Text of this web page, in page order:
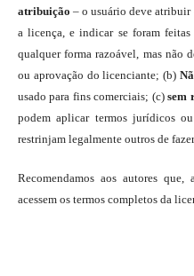
atribuição – o usuário deve
a licença, e indicar se foram feitas
qualquer forma razoável, mas não
ou aprovação do licenciante; (b)
usado para fins comerciais; (c)sem
podem aplicar termos jurídicos
restrinjam legalmente outros de
Recomendamos aos autores que,
acessem os termos completos da